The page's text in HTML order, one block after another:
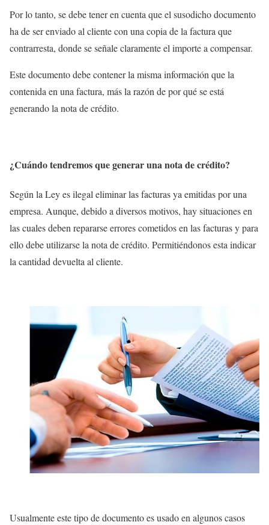
Por lo tanto, se debe tener en cuenta que el susodicho documento
ha de ser enviado al cliente con una copia de la factura que
contrarresta, donde se señale claramente el importe a compensar.
Este documento debe contener la misma información que la
contenida en una factura, más la razón de por qué se está
generando la nota de crédito.
¿Cuándo tendremos que generar una nota de crédito?
Según la Ley es ilegal eliminar las facturas ya emitidas por una
empresa. Aunque, debido a diversos motivos, hay situaciones en
las cuales deben repararse errores cometidos en las facturas y para
ello debe utilizarse la nota de crédito. Permitiéndonos esta indicar
la cantidad devuelta al cliente.
Usualmente este tipo de documento es usado en algunos casos